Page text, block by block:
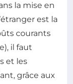
la mise en
est la
courants
il faut
et les
grâce aux